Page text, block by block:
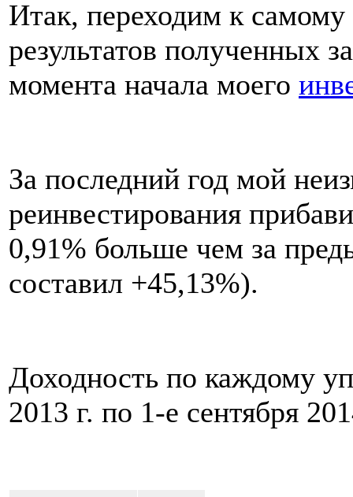
Итак, переходим к
результатов полученных
момента начала моего
За последний год мой
реинвестирования
0,91% больше чем за
составил +45,13%).
Доходность по каждому
2013 г. по 1-е сентября